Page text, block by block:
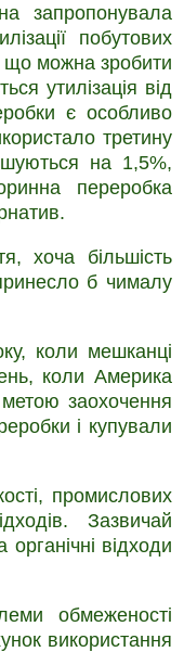
запропонувала
побутових
що можна зробити
утилізація від
є особливо
третину
на 1,5%,
переробка
хоча більшість
б чималу
коли мешканці
коли Америка
заохочення
і купували
промислових
Зазвичай
відходи
обмеженості
використання